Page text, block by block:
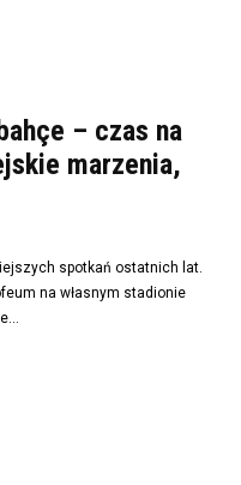
– czas na
marzenia,
spotkań ostatnich lat.
na własnym stadionie